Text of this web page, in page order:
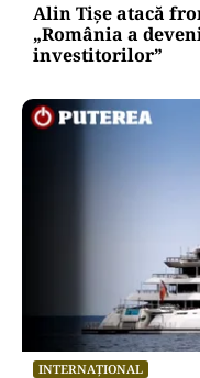
Alin Tișe atacă
„România a
investitorilor”
INTERNAȚIONAL